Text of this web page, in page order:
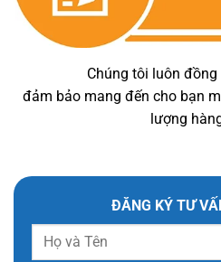
Chúng tôi luôn
đảm bảo mang đến cho bạn
lượng
ĐĂNG KÝ TƯ